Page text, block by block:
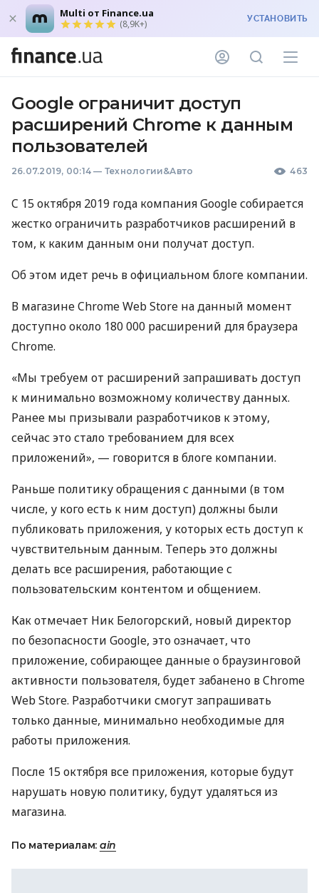
Multi от Finance.ua
(8,9K+) УСТАНОВИТЬ
Google ограничит доступ
расширений Chrome к данным
пользователей
26.07.2019, 00:14 — Технологии&Авто 463
C 15 октября 2019 года компания Google собирается
жестко ограничить разработчиков расширений в
том, к каким данным они получат доступ.
Об этом идет речь в официальном блоге компании.
В магазине Chrome Web Store на данный момент
доступно около 180 000 расширений для браузера
Chrome.
«Мы требуем от расширений запрашивать доступ
к минимально возможному количеству данных.
Ранее мы призывали разработчиков к этому,
сейчас это стало требованием для всех
приложений», — говорится в блоге компании.
Раньше политику обращения с данными (в том
числе, у кого есть к ним доступ) должны были
публиковать приложения, у которых есть доступ к
чувствительным данным. Теперь это должны
делать все расширения, работающие с
пользовательским контентом и общением.
Как отмечает Ник Белогорский, новый директор
по безопасности Google, это означает, что
приложение, собирающее данные о браузинговой
активности пользователя, будет забанено в Chrome
Web Store. Разработчики смогут запрашивать
только данные, минимально необходимые для
работы приложения.
После 15 октября все приложения, которые будут
нарушать новую политику, будут удаляться из
магазина.
По материалам: ain